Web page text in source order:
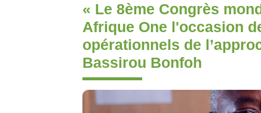
« Le 8ème Congrès
Afrique One l'occasion
opérationnels de
Bassirou Bonfoh